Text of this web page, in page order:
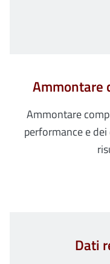
Ammontare
Ammontare
performance e
Dati